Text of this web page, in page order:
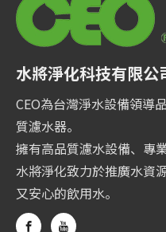
水將淨化科技有限公
CEO為台灣淨水設備領導
質濾水器。
擁有高品質濾水設備、專
水將淨化致力於推廣水資
又安心的飲用水。